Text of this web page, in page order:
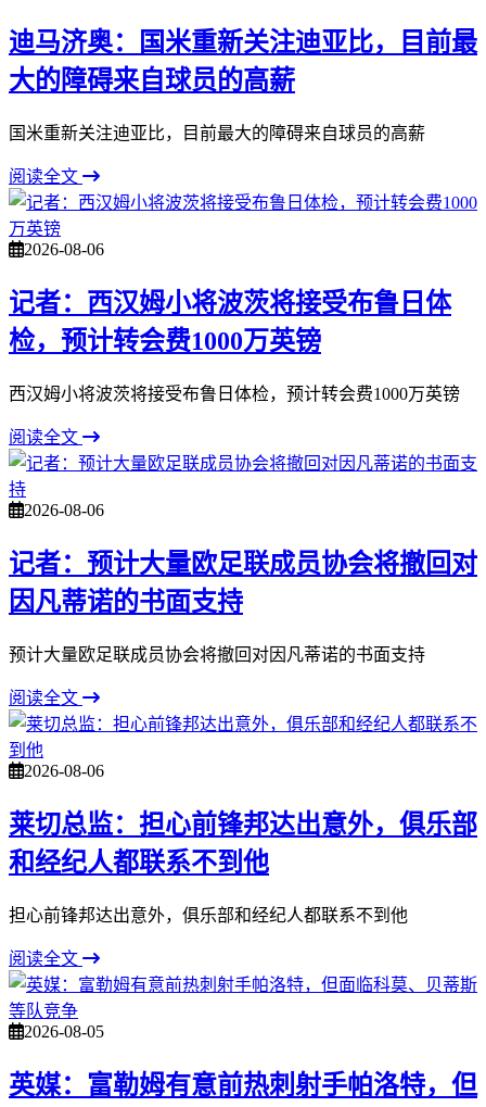
迪马济奥：国米重新关注迪亚比，目前最
大的障碍来自球员的高薪
国米重新关注迪亚比，目前最大的障碍来自球员的高薪
阅读全文
2026-08-06
记者：西汉姆小将波茨将接受布鲁日体
检，预计转会费1000万英镑
西汉姆小将波茨将接受布鲁日体检，预计转会费1000万英镑
阅读全文
2026-08-06
记者：预计大量欧足联成员协会将撤回对
因凡蒂诺的书面支持
预计大量欧足联成员协会将撤回对因凡蒂诺的书面支持
阅读全文
2026-08-06
莱切总监：担心前锋邦达出意外，俱乐部
和经纪人都联系不到他
担心前锋邦达出意外，俱乐部和经纪人都联系不到他
阅读全文
2026-08-05
英媒：富勒姆有意前热刺射手帕洛特，但